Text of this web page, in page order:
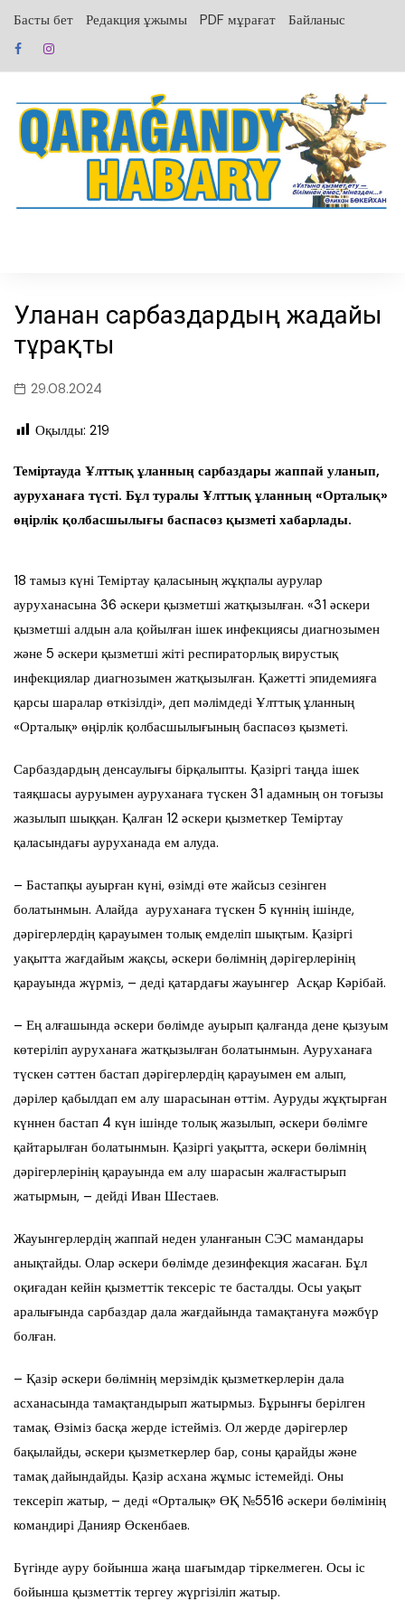
содержанию
Басты бет Редакция ұжымы PDF мұрағат Байланыс
Уланған сарбаздардың жағдайы
тұрақты
29.08.2024
Оқылды: 219
Теміртауда Ұлттық ұланның сарбаздары жаппай уланып,
ауруханаға түсті. Бұл туралы Ұлттық ұланның «Орталық»
өңірлік қолбасшылығы баспасөз қызметі хабарлады.
18 тамыз күні Теміртау қаласының жұқпалы аурулар
ауруханасына 36 әскери қызметші жатқызылған. «31 әскери
қызметші алдын ала қойылған ішек инфекциясы диагнозымен
және 5 әскери қызметші жіті респираторлық вирустық
инфекциялар диагнозымен жатқызылған. Қажетті эпидемияға
қарсы шаралар өткізілді», деп мәлімдеді Ұлттық ұланның
«Орталық» өңірлік қолбасшылығының баспасөз қызметі.
Сарбаздардың денсаулығы бірқалыпты. Қазіргі таңда ішек
таяқшасы ауруымен ауруханаға түскен 31 адамның он тоғызы
жазылып шыққан. Қалған 12 әскери қызметкер Теміртау
қаласындағы ауруханада ем алуда.
– Бастапқы ауырған күні, өзімді өте жайсыз сезінген
болатынмын. Алайда ауруханаға түскен 5 күннің ішінде,
дәрігерлердің қарауымен толық емделіп шықтым. Қазіргі
уақытта жағдайым жақсы, әскери бөлімнің дәрігерлерінің
қарауында жүрміз, – деді қатардағы жауынгер Асқар Кәрібай.
– Ең алғашында әскери бөлімде ауырып қалғанда дене қызуым
көтеріліп ауруханаға жатқызылған болатынмын. Ауруханаға
түскен сәттен бастап дәрігерлердің қарауымен ем алып,
дәрілер қабылдап ем алу шарасынан өттім. Ауруды жұқтырған
күннен бастап 4 күн ішінде толық жазылып, әскери бөлімге
қайтарылған болатынмын. Қазіргі уақытта, әскери бөлімнің
дәрігерлерінің қарауында ем алу шарасын жалғастырып
жатырмын, – дейді Иван Шестаев.
Жауынгерлердің жаппай неден уланғанын СЭС мамандары
анықтайды. Олар әскери бөлімде дезинфекция жасаған. Бұл
оқиғадан кейін қызметтік тексеріс те басталды. Осы уақыт
аралығында сарбаздар дала жағдайында тамақтануға мәжбүр
болған.
– Қазір әскери бөлімнің мерзімдік қызметкерлерін дала
асханасында тамақтандырып жатырмыз. Бұрынғы берілген
тамақ. Өзіміз басқа жерде істейміз. Ол жерде дәрігерлер
бақылайды, әскери қызметкерлер бар, соны қарайды және
тамақ дайындайды. Қазір асхана жұмыс істемейді. Оны
тексеріп жатыр, – деді «Орталық» ӨҚ №5516 әскери бөлімінің
командирі Данияр Өскенбаев.
Бүгінде ауру бойынша жаңа шағымдар тіркелмеген. Осы іс
бойынша қызметтік тергеу жүргізіліп жатыр.